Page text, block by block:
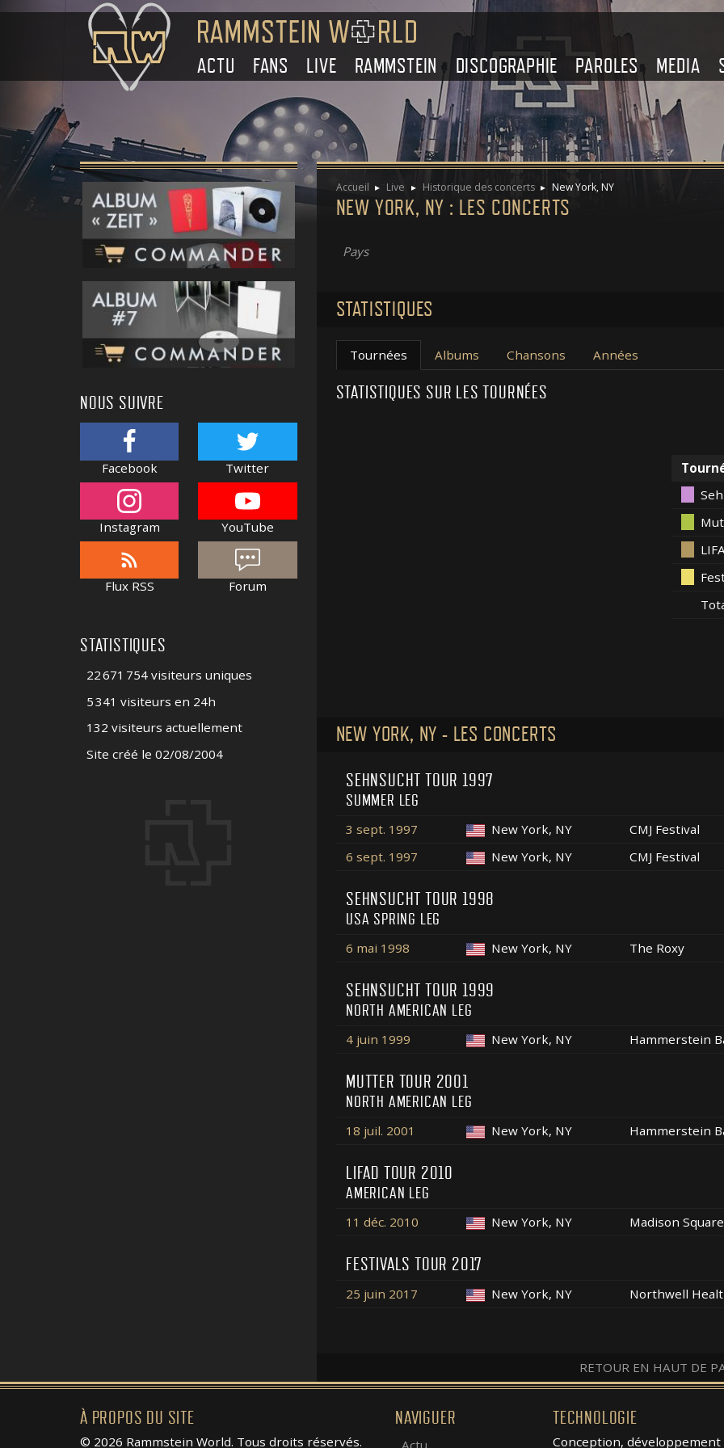
ACTU FANS LIVE RAMMSTEIN DISCOGRAPHIE PAROLES MEDIA
Accueil Live Historique des concerts New York, NY
NEW YORK, NY : LES CONCERTS
Pays
STATISTIQUES
Tournées Albums Chansons Années
STATISTIQUES SUR LES TOURNÉES
NEW YORK, NY - LES CONCERTS
SEHNSUCHT TOUR 1997
SUMMER LEG
3 sept. 1997 New York, NY
CMJ Festival
6 sept. 1997
New York, NY CMJ Festival
SEHNSUCHT TOUR 1998
USA SPRING LEG
6 mai 1998 New York, NY The Roxy
SEHNSUCHT TOUR 1999
NORTH AMERICAN LEG
4 juin 1999 New York, NY Hammerstein
MUTTER TOUR 2001
NORTH AMERICAN LEG
18 juil. 2001 New York, NY Hammerstein
LIFAD TOUR 2010
AMERICAN LEG
11 déc. 2010 New York, NY Madison
FESTIVALS TOUR 2017
25 juin 2017 New York, NY Northwell
RETOUR EN HAUT DE
NOUS SUIVRE
Facebook Twitter
Instagram YouTube
Flux RSS Forum
STATISTIQUES
22 671 754 visiteurs uniques
5 341 visiteurs en 24h
132 visiteurs actuellement
Site créé le 02/08/2004
À PROPOS DU SITE
© 2026 Rammstein World. Tous droits réservés.
NAVIGUER
Actu
TECHNOLOGIE
Conception, développement